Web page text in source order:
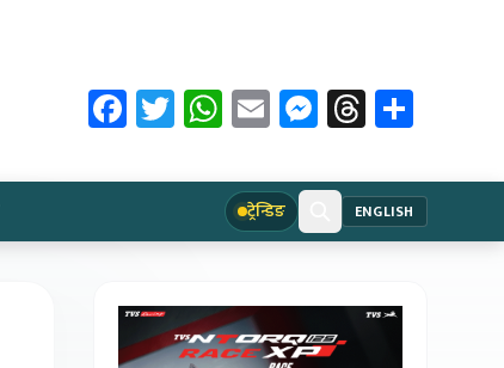
Facebook
Twitter
WhatsApp
EmailMessenger
Threads
ट्रेन्डिङ ENGLISH